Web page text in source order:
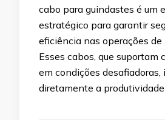
cabo para guindastes é um
estratégico para garantir
eficiência nas operações de
Esses cabos, que suportam
em condições desafiadoras,
diretamente a produtividade